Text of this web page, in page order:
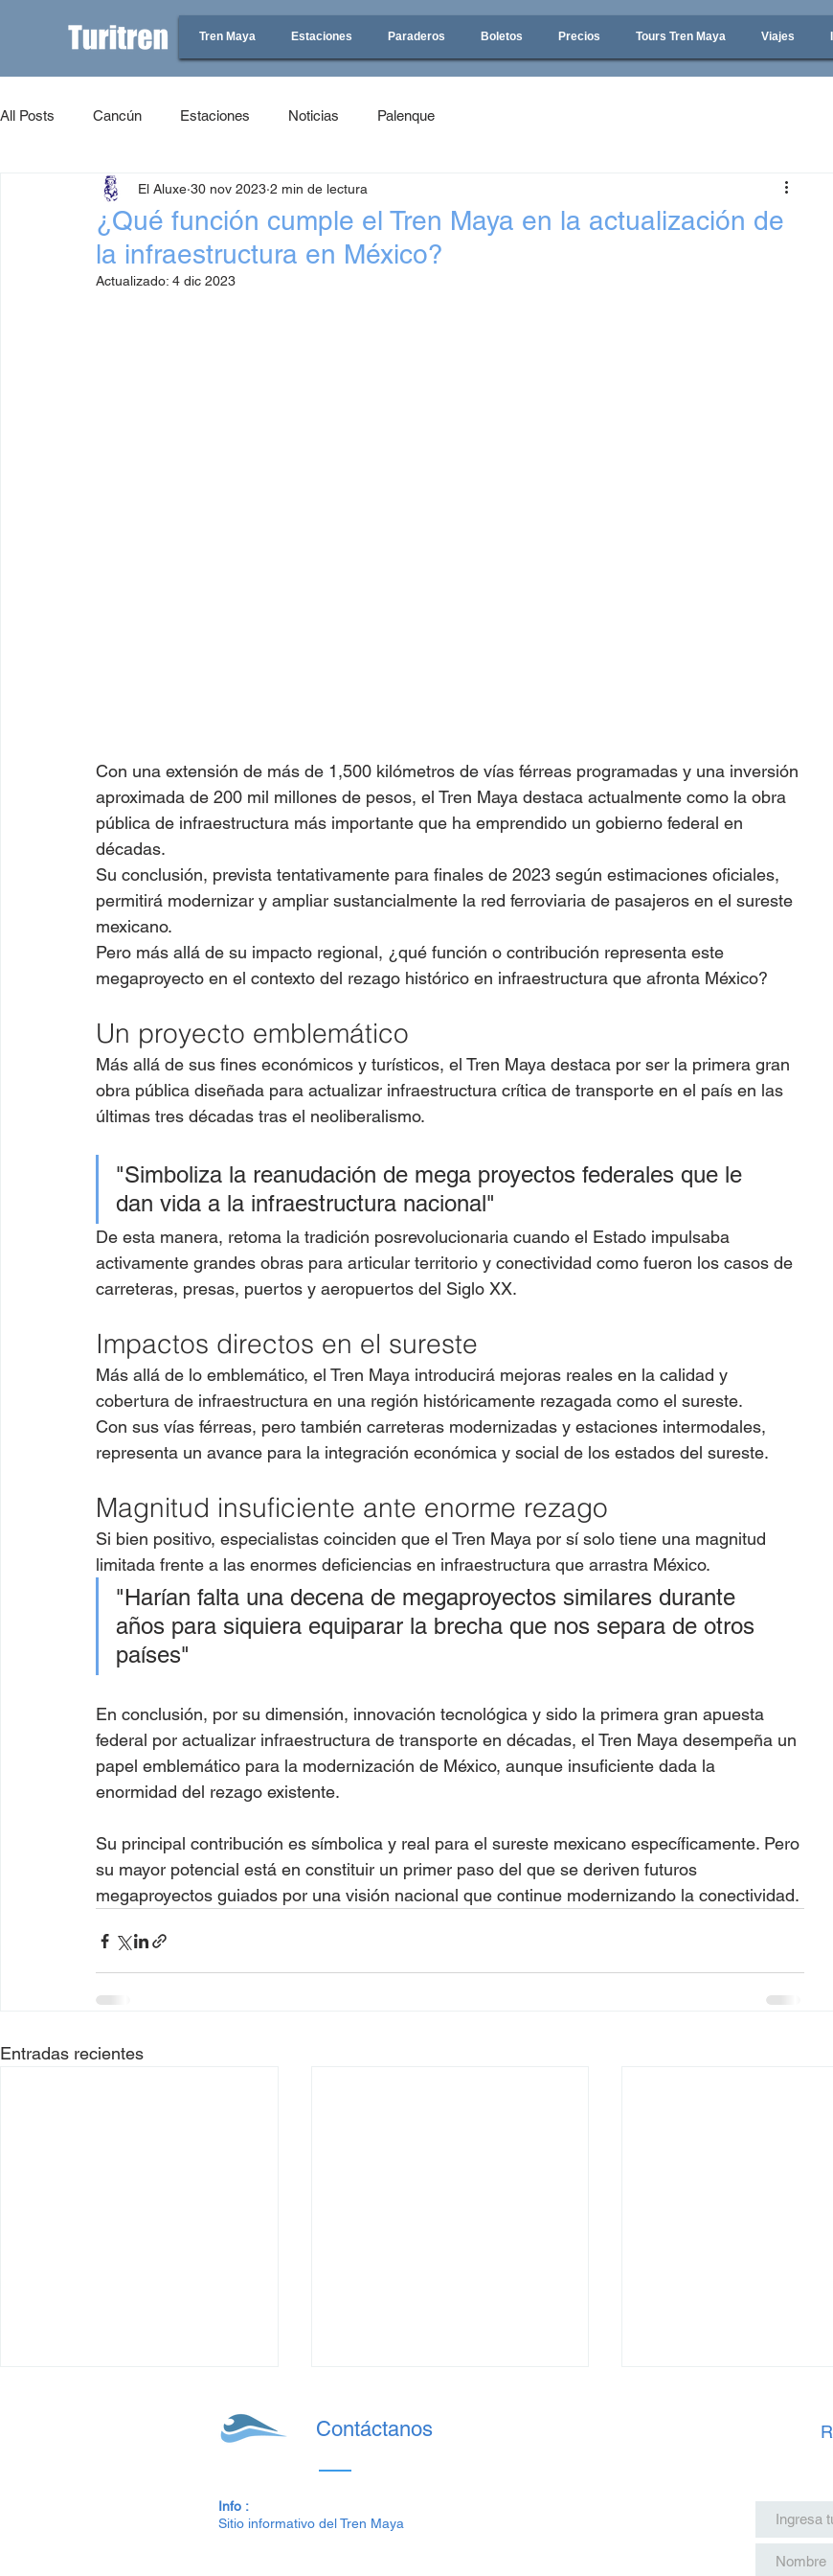
Tren Maya Estaciones Paraderos Boletos Precios Tours Tren Maya Viajes
All Posts Cancún Estaciones Noticias Palenque
¿Qué función cumple el Tren Maya en la actualización de
la infraestructura en México?
El Aluxe 30 nov 2023 2 min de lectura
Actualizado: 4 dic 2023
Con una extensión de más de 1,500 kilómetros de vías férreas programadas y una inversión
aproximada de 200 mil millones de pesos, el Tren Maya destaca actualmente como la obra
pública de infraestructura más importante que ha emprendido un gobierno federal en
décadas.
Su conclusión, prevista tentativamente para finales de 2023 según estimaciones oficiales,
permitirá modernizar y ampliar sustancialmente la red ferroviaria de pasajeros en el sureste
mexicano.
Pero más allá de su impacto regional, ¿qué función o contribución representa este
megaproyecto en el contexto del rezago histórico en infraestructura que afronta México?
Un proyecto emblemático
Más allá de sus fines económicos y turísticos, el Tren Maya destaca por ser la primera gran
obra pública diseñada para actualizar infraestructura crítica de transporte en el país en las
últimas tres décadas tras el neoliberalismo.
"Simboliza la reanudación de mega proyectos federales que le
dan vida a la infraestructura nacional"
De esta manera, retoma la tradición posrevolucionaria cuando el Estado impulsaba
activamente grandes obras para articular territorio y conectividad como fueron los casos de
carreteras, presas, puertos y aeropuertos del Siglo XX.
Impactos directos en el sureste
Más allá de lo emblemático, el Tren Maya introducirá mejoras reales en la calidad y
cobertura de infraestructura en una región históricamente rezagada como el sureste.
Con sus vías férreas, pero también carreteras modernizadas y estaciones intermodales,
representa un avance para la integración económica y social de los estados del sureste.
Magnitud insuficiente ante enorme rezago
Si bien positivo, especialistas coinciden que el Tren Maya por sí solo tiene una magnitud
limitada frente a las enormes deficiencias en infraestructura que arrastra México.
"Harían falta una decena de megaproyectos similares durante
años para siquiera equiparar la brecha que nos separa de otros
países"
En conclusión, por su dimensión, innovación tecnológica y sido la primera gran apuesta
federal por actualizar infraestructura de transporte en décadas, el Tren Maya desempeña un
papel emblemático para la modernización de México, aunque insuficiente dada la
enormidad del rezago existente.
Su principal contribución es símbolica y real para el sureste mexicano específicamente. Pero
su mayor potencial está en constituir un primer paso del que se deriven futuros
megaproyectos guiados por una visión nacional que continue modernizando la conectividad.
Entradas recientes
Precios del Tren Maya:
Contáctanos
Info :
Sitio informativo del Tren Maya